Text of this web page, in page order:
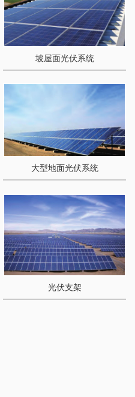
坡屋面光伏系统
大型地面光伏系统
光伏支架